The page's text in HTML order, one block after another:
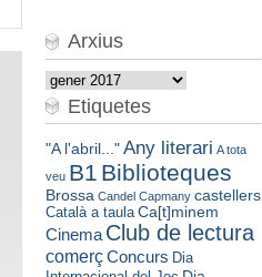
Arxius
Arxius
Etiquetes
"A l'abril..." Any literari A tota
veu B1 Biblioteques
Brossa Candel Capmany castellers
Català a taula Ca[t]minem
Cinema Club de lectura
comerç Concurs Dia